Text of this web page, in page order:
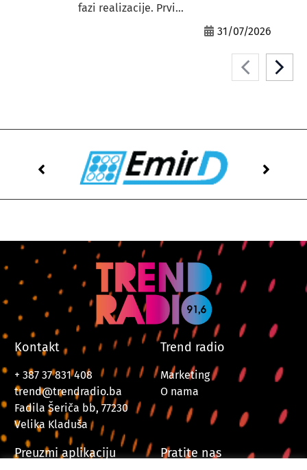
fazi realizacije. Prvi...
31/07/2026
Kontakt
+ 387 37 831 408
trend@trendradio.ba
Fadila Šeriča bb, 77230
Velika Kladuša
Trend radio
Marketing
O nama
Preuzmi aplikaciju Pratite nas